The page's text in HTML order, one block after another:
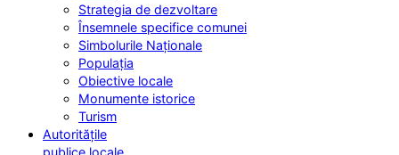
Strategia de dezvoltare
Însemnele specifice comunei
Simbolurile Naționale
Populația
Obiective locale
Monumente istorice
Turism
Autoritățile
publice locale